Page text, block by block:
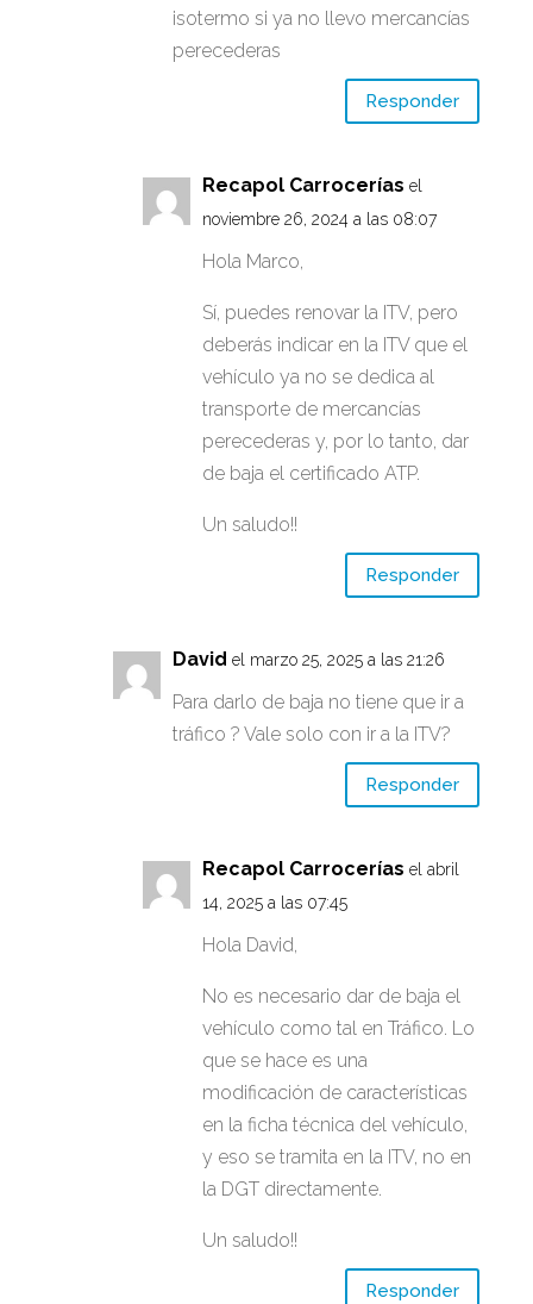
isotermo si ya no llevo mercancías
perecederas
Responder
Recapol Carrocerías el
noviembre 26, 2024 a las 08:07
Hola Marco,
Sí, puedes renovar la ITV, pero
deberás indicar en la ITV que el
vehículo ya no se dedica al
transporte de mercancías
perecederas y, por lo tanto, dar
de baja el certificado ATP.
Un saludo!!
Responder
David el marzo 25, 2025 a las 21:26
Para darlo de baja no tiene que ir a
tráfico ? Vale solo con ir a la ITV?
Responder
Recapol Carrocerías el abril
14, 2025 a las 07:45
Hola David,
No es necesario dar de baja el
vehículo como tal en Tráfico. Lo
que se hace es una
modificación de características
en la ficha técnica del vehículo,
y eso se tramita en la ITV, no en
la DGT directamente.
Un saludo!!
Responder